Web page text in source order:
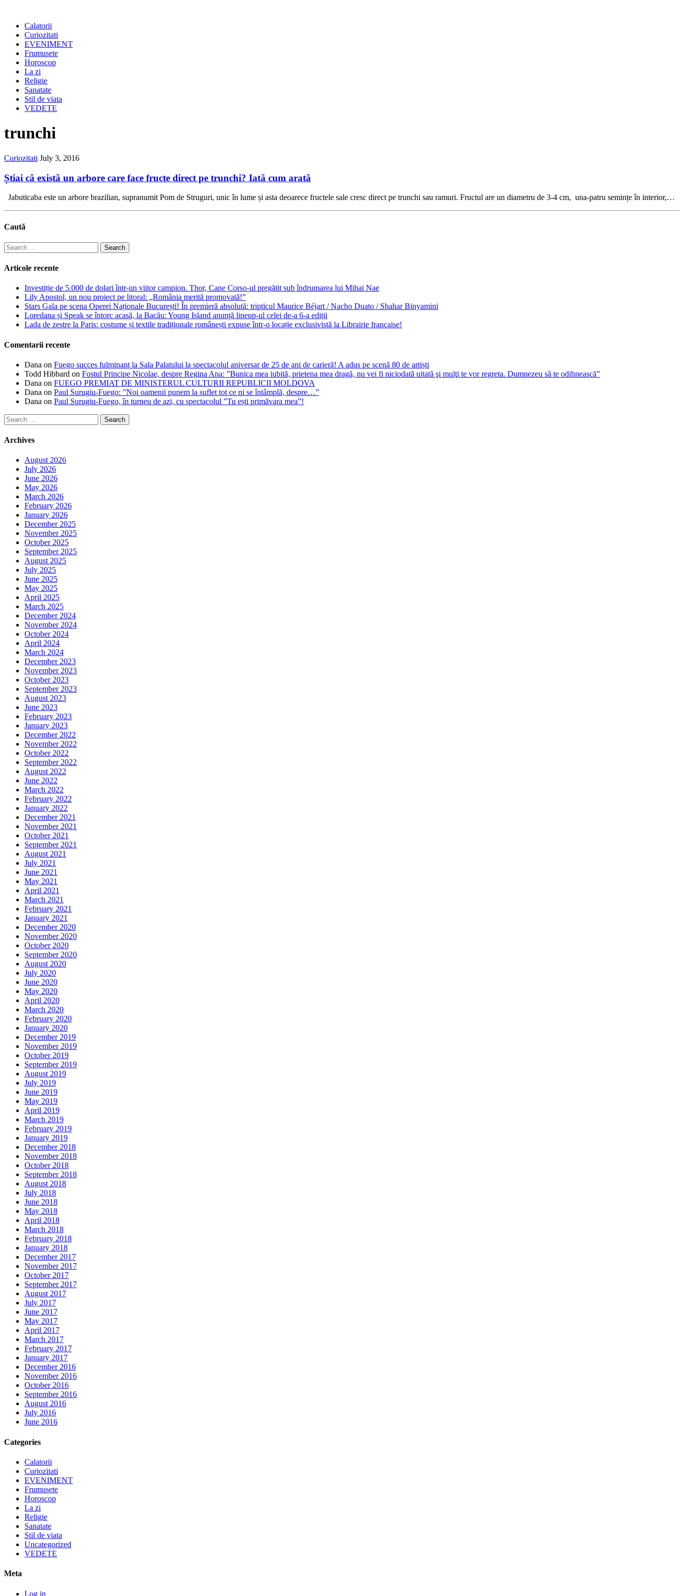
Calatorii
Curiozitati
EVENIMENT
Frumusete
Horoscop
La zi
Religie
Sanatate
Stil de viata
VEDETE
trunchi
Curiozitati July 3, 2016
Știai că există un arbore care face fructe direct pe trunchi? Iată cum arată
Jabuticaba este un arbore brazilian, supranumit Pom de Struguri, unic în lume și asta deoarece fructele sale cresc direct pe trunchi sau ramuri. Fructul are un diametru de 3-4 cm, una-patru semințe în interior,…
Caută
Search
for:
Articole recente
Investiție de 5.000 de dolari într-un viitor campion. Thor, Cane Corso-ul pregătit sub îndrumarea lui Mihai Nae
Lily Apostol, un nou proiect pe litoral: „România merită promovată!”
Stars Gala pe scena Operei Naționale București! În premieră absolută: tripticul Maurice Béjart / Nacho Duato / Shahar Binyamini
Loredana și Speak se întorc acasă, la Bacău: Young Island anunță lineup-ul celei de-a 6-a ediții
Lada de zestre la Paris: costume și textile tradiționale românești expuse într-o locație exclusivistă la Librairie française!
Comentarii recente
Dana on Fuego succes fulminant la Sala Palatului la spectacolul aniversar de 25 de ani de carieră! A adus pe scenă 80 de artiști
Todd Hibbard on Fostul Principe Nicolae, despre Regina Ana: ”Bunica mea iubită, prietena mea dragă, nu vei fi niciodată uitată şi mulţi te vor regreta. Dumnezeu să te odihnească”
Dana on FUEGO PREMIAT DE MINISTERUL CULTURII REPUBLICII MOLDOVA
Dana on Paul Surugiu-Fuego: ”Noi oamenii punem la suflet tot ce ni se întâmplă, despre…”
Dana on Paul Surugiu-Fuego, în turneu de azi, cu spectacolul ”Tu ești primăvara mea”!
Search
for:
Archives
August 2026
July 2026
June 2026
May 2026
March 2026
February 2026
January 2026
December 2025
November 2025
October 2025
September 2025
August 2025
July 2025
June 2025
May 2025
April 2025
March 2025
December 2024
November 2024
October 2024
April 2024
March 2024
December 2023
November 2023
October 2023
September 2023
August 2023
June 2023
February 2023
January 2023
December 2022
November 2022
October 2022
September 2022
August 2022
June 2022
March 2022
February 2022
January 2022
December 2021
November 2021
October 2021
September 2021
August 2021
July 2021
June 2021
May 2021
April 2021
March 2021
February 2021
January 2021
December 2020
November 2020
October 2020
September 2020
August 2020
July 2020
June 2020
May 2020
April 2020
March 2020
February 2020
January 2020
December 2019
November 2019
October 2019
September 2019
August 2019
July 2019
June 2019
May 2019
April 2019
March 2019
February 2019
January 2019
December 2018
November 2018
October 2018
September 2018
August 2018
July 2018
June 2018
May 2018
April 2018
March 2018
February 2018
January 2018
December 2017
November 2017
October 2017
September 2017
August 2017
July 2017
June 2017
May 2017
April 2017
March 2017
February 2017
January 2017
December 2016
November 2016
October 2016
September 2016
August 2016
July 2016
June 2016
Categories
Calatorii
Curiozitati
EVENIMENT
Frumusete
Horoscop
La zi
Religie
Sanatate
Stil de viata
Uncategorized
VEDETE
Meta
Log in